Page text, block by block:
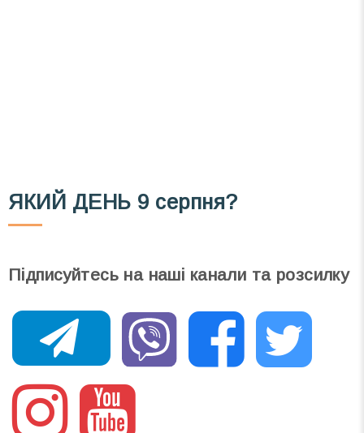
ЯКИЙ ДЕНЬ 9 серпня?
Підписуйтесь на наші канали та розсилку